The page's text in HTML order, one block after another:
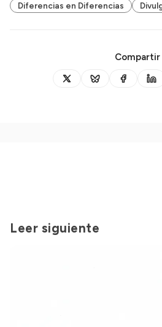
Diferencias en Diferencias
Compartir
Leer siguiente